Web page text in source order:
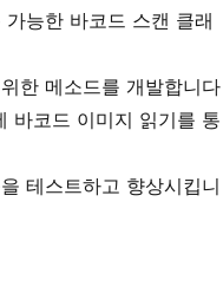
능한 바코드 스캔 클래
한 메소드를 개발합니다
바코드 이미지 읽기를 통
테스트하고 향상시킵니